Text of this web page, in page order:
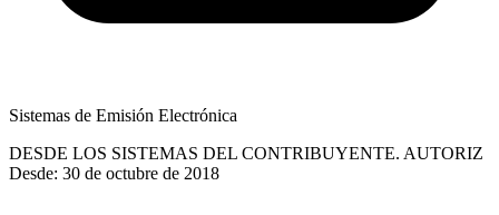
Sistemas de Emisión Electrónica
DESDE LOS SISTEMAS DEL CONTRIBUYENTE. AUTORIZ
Desde: 30 de octubre de 2018